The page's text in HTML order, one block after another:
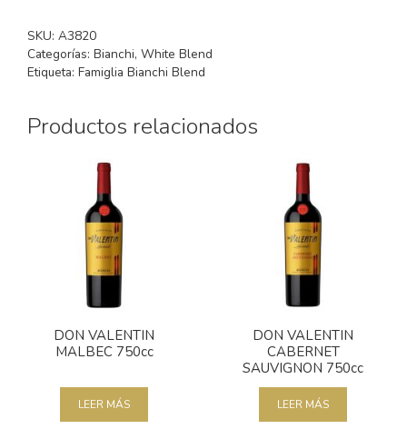
SKU: A3820
Categorías: Bianchi, White Blend
Etiqueta: Famiglia Bianchi Blend
Productos relacionados
DON VALENTIN
MALBEC 750cc
LEER MÁS
DON VALENTIN
CABERNET
SAUVIGNON 750cc
LEER MÁS